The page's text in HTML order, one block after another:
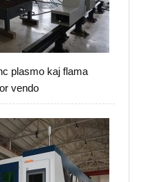
plasmo kaj flama
vendo